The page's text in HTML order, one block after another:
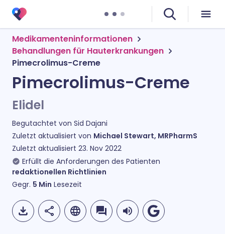
Medikamenteninformationen
Behandlungen für Hauterkrankungen
Pimecrolimus-Creme
Pimecrolimus-Creme
Elidel
Begutachtet von Sid Dajani
Zuletzt aktualisiert von Michael Stewart, MRPharmS
Zuletzt aktualisiert 23. Nov 2022
Erfüllt die Anforderungen des Patienten
redaktionellen Richtlinien
Gegr. 5 Min Lesezeit